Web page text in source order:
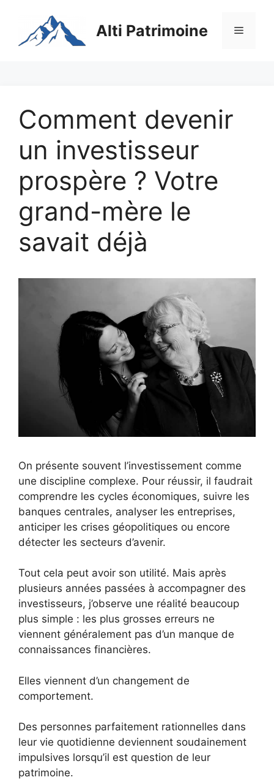
contenu
Alti Patrimoine Menu
Comment devenir
un investisseur
prospère ? Votre
grand-mère le
savait déjà
On présente souvent l’investissement comme
une discipline complexe. Pour réussir, il faudrait
comprendre les cycles économiques, suivre les
banques centrales, analyser les entreprises,
anticiper les crises géopolitiques ou encore
détecter les secteurs d’avenir.
Tout cela peut avoir son utilité. Mais après
plusieurs années passées à accompagner des
investisseurs, j’observe une réalité beaucoup
plus simple : les plus grosses erreurs ne
viennent généralement pas d’un manque de
connaissances financières.
Elles viennent d’un changement de
comportement.
Des personnes parfaitement rationnelles dans
leur vie quotidienne deviennent soudainement
impulsives lorsqu’il est question de leur
patrimoine.